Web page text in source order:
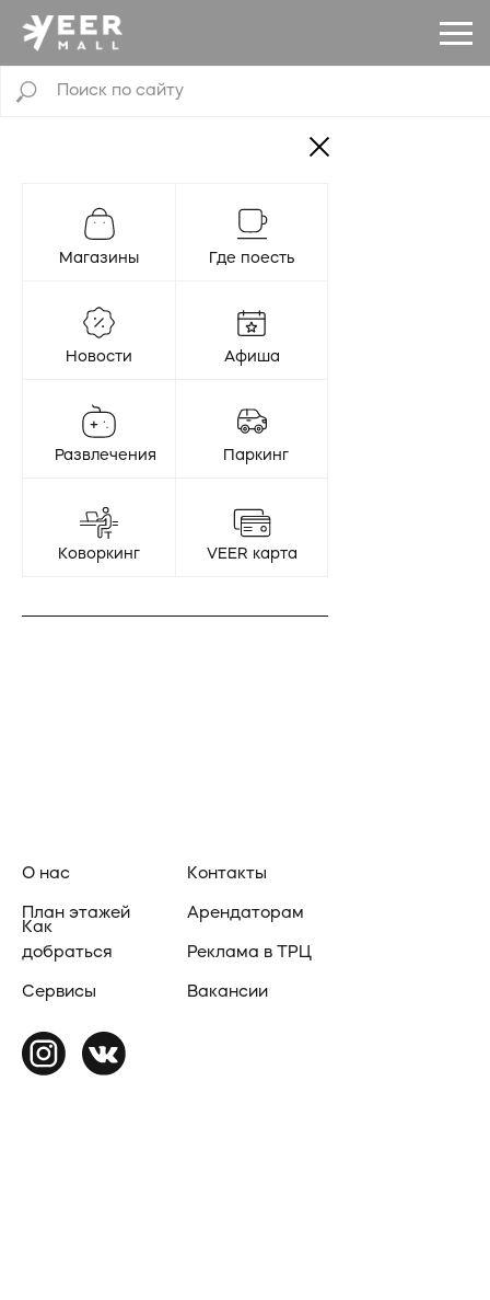
Магазины Где поесть
Новости
Паркинг
Афиша
Развлечения
О нас
План этажей
Как
добраться
Арендаторам
Контакты
Реклама в ТРЦ
VEER карта
Коворкинг
Сервисы Вакансии